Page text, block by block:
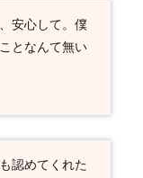
安心して。僕
となんて無い
認めてくれた